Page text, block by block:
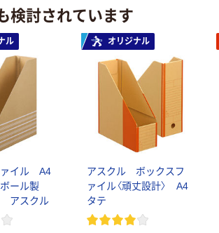
検討されています
ル
ァイル A4
ール製
アスクル
オリジナル
アスクル ボックスフ
ァイル〈頑丈設計〉 A4
タテ